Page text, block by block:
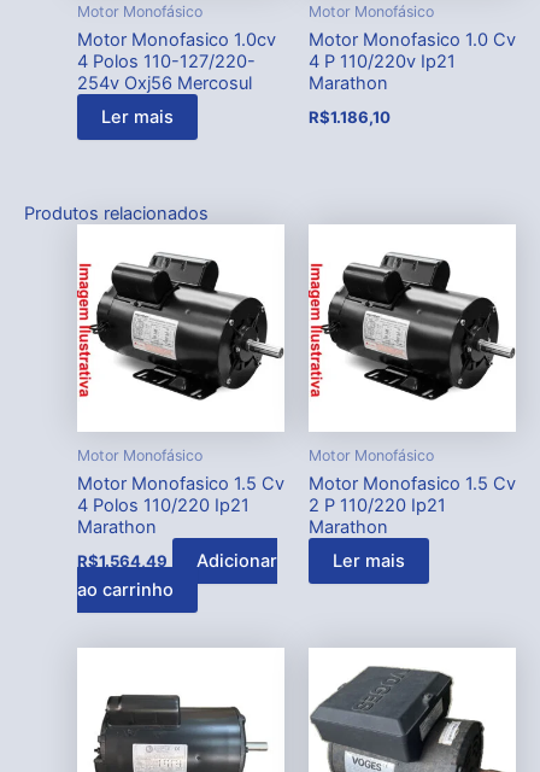
Motor Monofásico
Motor Monofasico 1.0cv
4 Polos 110-127/220-
254v Oxj56 Mercosul
Ler mais
Motor Monofásico
Motor Monofasico 1.0 Cv
4 P 110/220v Ip21
Marathon
R$1.186,10
Produtos relacionados
Motor Monofásico
Motor Monofasico 1.5 Cv
4 Polos 110/220 Ip21
Marathon
R$1.564,49
Adicionar
ao carrinho
Motor Monofásico
Motor Monofasico 1.5 Cv
2 P 110/220 Ip21
Marathon
Ler mais